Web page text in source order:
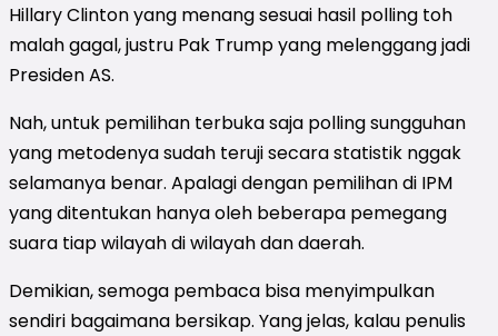
Hillary Clinton yang menang sesuai hasil polling toh
malah gagal, justru Pak Trump yang melenggang jadi
Presiden AS.
Nah, untuk pemilihan terbuka saja polling sungguhan
yang metodenya sudah teruji secara statistik nggak
selamanya benar. Apalagi dengan pemilihan di IPM
yang ditentukan hanya oleh beberapa pemegang
suara tiap wilayah di wilayah dan daerah.
Demikian, semoga pembaca bisa menyimpulkan
sendiri bagaimana bersikap. Yang jelas, kalau penulis